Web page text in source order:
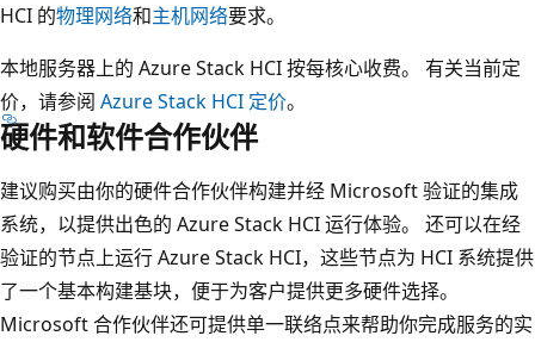
HCI 的物理网络和主机网络要求。
本地服务器上的 Azure Stack HCI 按每核心收费。 有关当前定
价，请参阅 Azure Stack HCI 定价。
硬件和软件合作伙伴
建议购买由你的硬件合作伙伴构建并经 Microsoft 验证的集成
系统，以提供出色的 Azure Stack HCI 运行体验。 还可以在经
验证的节点上运行 Azure Stack HCI，这些节点为 HCI 系统提供
了一个基本构建基块，便于为客户提供更多硬件选择。
Microsoft 合作伙伴还可提供单一联络点来帮助你完成服务的实